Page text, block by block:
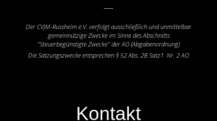
----
Der CVJM-Russheim e.V. verfolgt ausschließlich und unmittelbar
gemeinnützige Zwecke im Sinne des Abschnitts
"Steuerbegünstigte Zwecke" der AO (Abgabenordnung)
Die Satzungszwecke entsprechen § 52 Abs. 2B Satz1 Nr. 2 AO
Kontakt